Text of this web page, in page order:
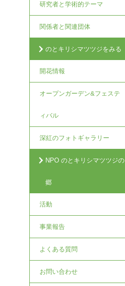
研究者と学術的テーマ
関係者と関連団体
のとキリシマツツジをみる
開花情報
オープンガーデン&フェステ
ィバル
深紅のフォトギャラリー
NPO のとキリシマツツジの
郷
活動
事業報告
よくある質問
お問い合わせ